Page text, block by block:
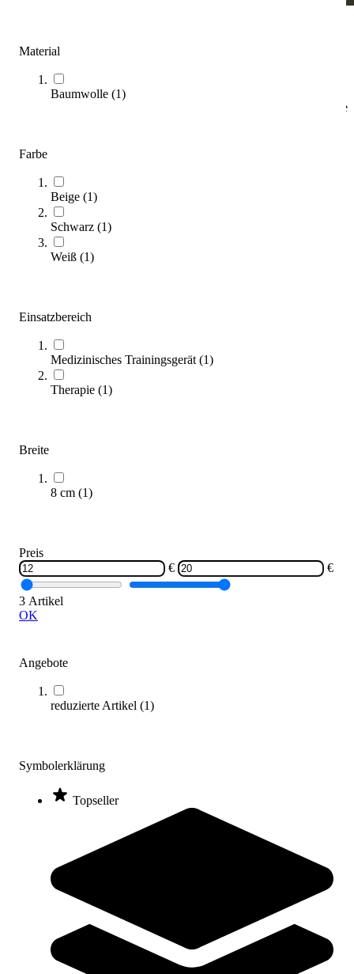
Material
Baumwolle (1)
Farbe
Beige (1)
Schwarz (1)
Weiß (1)
Einsatzbereich
Medizinisches Trainingsgerät (1)
Therapie (1)
Breite
8 cm (1)
Preis
€
€
3 Artikel
OK
Angebote
reduzierte Artikel (1)
Symbolerklärung
Topseller
Artikel)
Unser Kaufratgeber unterstützt Sie dabei, die passende Bandage
Zum Ratgeber
Sortieren nach
Gazofix® Kohäsive elastische Fixierbinde 8 cm x 20 m
Sofort lieferbar
Zum Produkt
Varianten zur Auswahl
Bandage
12,95 €
Zum Produkt
Auslauf: Noch 3 verfügbar